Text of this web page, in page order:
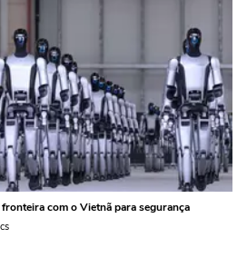
com o Vietnã para segurança